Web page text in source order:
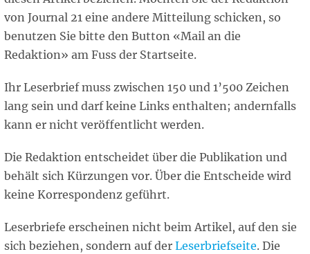
von Journal 21 eine andere Mitteilung schicken, so
benutzen Sie bitte den Button «Mail an die
Redaktion» am Fuss der Startseite.
Ihr Leserbrief muss zwischen 150 und 1’500 Zeichen
lang sein und darf keine Links enthalten; andernfalls
kann er nicht veröffentlicht werden.
Die Redaktion entscheidet über die Publikation und
behält sich Kürzungen vor. Über die Entscheide wird
keine Korrespondenz geführt.
Leserbriefe erscheinen nicht beim Artikel, auf den sie
sich beziehen, sondern auf der Leserbriefseite. Die